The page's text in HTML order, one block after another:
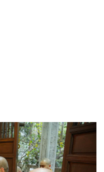
lễ tạ Hòa thượng Thanh
BTS GHPGVN thành